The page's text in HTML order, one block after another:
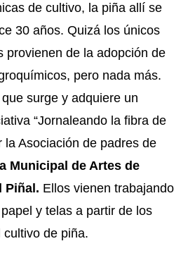
de cultivo, la piña allí se
30 años. Quizá los únicos
provienen de la adopción de
pero nada más.
surge y adquiere un
“Jornaleando la fibra de
la Asociación de padres de
Municipal de Artes de
Piñal. Ellos vienen trabajando
y telas a partir de los
de piña.